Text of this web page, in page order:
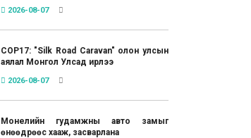
2026-08-07
COP17: "Silk Road Caravan" олон улсын
аялал Монгол Улсад ирлээ
2026-08-07
Монелийн гудамжны авто замыг
өнөөдрөөс хааж, засварлана